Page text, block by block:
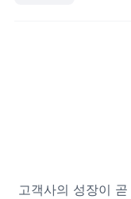
고객사의 성장이